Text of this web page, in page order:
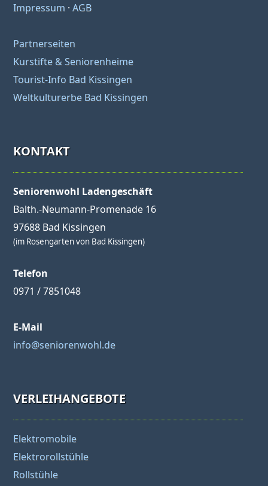
Impressum ·AGB
Partnerseiten
Kurstifte & Seniorenheime
Tourist-Info Bad Kissingen
Weltkulturerbe Bad Kissingen
KONTAKT
Seniorenwohl Ladengeschäft
Balth.-Neumann-Promenade 16
97688 Bad Kissingen
(im Rosengarten von Bad Kissingen)
Telefon
0971 / 7851048
E-Mail
info@seniorenwohl.de
VERLEIHANGEBOTE
Elektromobile
Elektrorollstühle
Rollstühle